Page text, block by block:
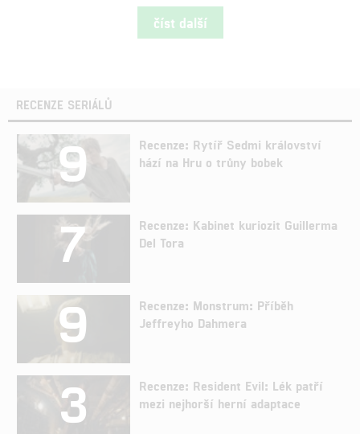
číst další
RECENZE SERIÁLŮ
9
Recenze: Rytíř Sedmi království
hází na Hru o trůny bobek
7
Recenze: Kabinet kuriozit Guillerma
Del Tora
9
Recenze: Monstrum: Příběh
Jeffreyho Dahmera
3
Recenze: Resident Evil: Lék patří
mezi nejhorší herní adaptace